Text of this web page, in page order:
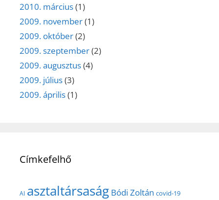
2010. március(1)
2009. november(1)
2009. október(2)
2009. szeptember(2)
2009. augusztus(4)
2009. július(3)
2009. április(1)
Címkefelhő
AI asztaltársaság Bódi Zoltán covid-19